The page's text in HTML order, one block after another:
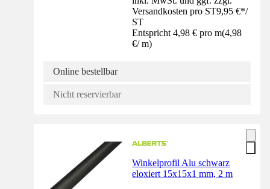
Versandkosten pro ST9,95 €*/
ST
Entspricht 4,98 € pro m(4,98
€/ m)
Online bestellbar
Nicht reservierbar
Winkelprofil Alu schwarz
eloxiert 15x15x1 mm, 2 m